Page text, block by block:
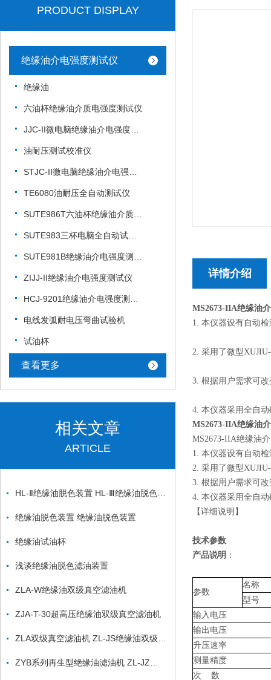
PRODUCT DISPLAY
绝缘油介电强度测试仪
绝缘油
六油杯绝缘油介质电强度测试仪
油耐压测试校准仪
TE6080油耐压全自动测试仪
ZIJJ-II绝缘油介电强度测试仪
电线发弧耐电压弯曲试验机
试油杯
查看更多
相关文章
ARTICLE
绝缘油脱色装置 绝缘油脱色装置
绝缘油试油杯
浅谈绝缘油脱色滤油装置
ZLA-W绝缘油双级真空滤油机
ZJA-T-30超高压绝缘油双级真空滤油机
详情介绍
MS2673-IIA绝缘油
1. 本仪器设有自动
2. 采用了微型
3. 根据用户需求可
4. 本仪器采用全自
MS2673-IIA绝缘油
MS2673-IIA绝缘油
1. 本仪器设有自动
2. 采用了微型
3. 根据用户需求可
4. 本仪器采用全自
【详细说明】
技术参数
产品说明 ：
参数
名称
型号
输入电压
输出电压
升压速率
测量精度
次 数